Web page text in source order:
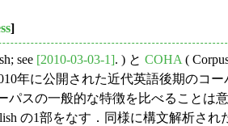
]
see [2010-03-03-1]. ) と COHA (
年に公開された近代英語後期のコ
スの一般的な特徴を比べることは
の1部をなす．同様に構文解析さ